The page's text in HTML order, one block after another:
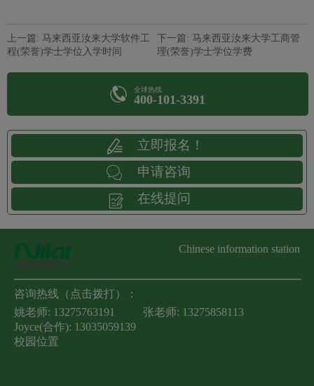
上一篇: 马来西亚汝来大学软件工
程(荣誉)学士学位入学时间
下一篇: 马来西亚汝来大学工商管
理(荣誉)学士学位学费
全球热线
400-101-3391
立即报名！
申请咨询
在线提问
Chinese information station
咨询热线（点击拨打）：
姚老师: 13275763191 张老师: 13275858113
Joyce(合作): 13035059139
校园位置